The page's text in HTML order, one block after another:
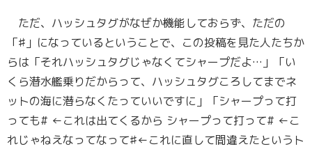
ただ、ハッシュタグがなぜか機能しておらず、ただの
「♯」になっているということで、この投稿を見た人たちか
らは「それハッシュタグじゃなくてシャープだよ…」「い
くら潜水艦乗りだからって、ハッシュタグころしてまでネ
ットの海に潜らなくたっていいですに」「シャープって打
っても# ←これは出てくるから シャープって打って# ←こ
れじゃねえなってなって♯←これに直して間違えたというト